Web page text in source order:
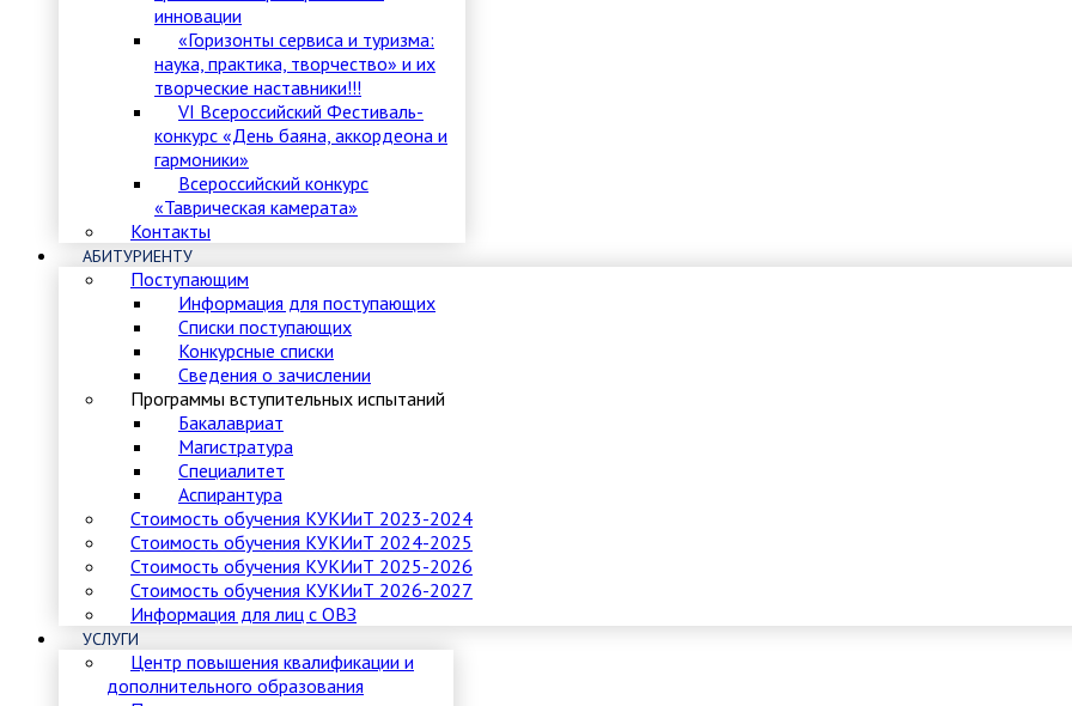
инновации
«Горизонты сервиса и туризма:
наука, практика, творчество» и их
творческие наставники!!!
VI Всероссийский Фестиваль-
конкурс «День баяна, аккордеона и
гармоники»
Всероссийский конкурс
«Таврическая камерата»
Контакты
АБИТУРИЕНТУ
Поступающим
Информация для поступающих
Списки поступающих
Конкурсные списки
Сведения о зачислении
Программы вступительных испытаний
Бакалавриат
Магистратура
Специалитет
Аспирантура
Стоимость обучения КУКИиТ 2023-2024
Стоимость обучения КУКИиТ 2024-2025
Стоимость обучения КУКИиТ 2025-2026
Стоимость обучения КУКИиТ 2026-2027
Информация для лиц с ОВЗ
УСЛУГИ
Центр повышения квалификации и
дополнительного образования